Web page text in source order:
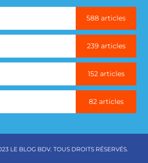
588 articles
239 articles
152 articles
82 articles
LE BLOG BDV. TOUS DROITS RÉSERVÉS.